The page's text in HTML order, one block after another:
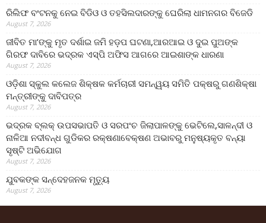
ରିଲିଫ ବଂଟନକୁ ନେଇ ବିଡିଓ ଓ ତହସିଲଦାରଙ୍କୁ ଘେରିଲା ଧାମନଗର ବିଜେଡି
August 7, 2026
ଜୀବିତ ମା’ଙ୍କୁ ମୃତ ଦର୍ଶାଇ ଜମି ହଡ଼ପ ଘଟଣା,ଆରଆଇ ଓ ଦୁଇ ପୁଅଙ୍କ
ଗିରଫ ଦାବିରେ ଭଦ୍ରକ ଏସ୍‌ପି ଅଫିସ ଆଗରେ ଆଇଶାଙ୍କ ଧାରଣା
August 7, 2026
ଓଡ଼ିଶା ସ୍କୁଲ କଲେଜ ଶିକ୍ଷକ କର୍ମଚାରୀ ସମନ୍ୱୟ ସମିତି ପକ୍ଷରୁ ଗଣଶିକ୍ଷା
ମନ୍ତ୍ରୀଙ୍କୁ ଦାବିପତ୍ର
August 7, 2026
ଭଦ୍ରକ ବ୍ଲକ୍ ଉପସଭାପତି ଓ ସରପଂଚ ଜିଲାପାଳଙ୍କୁ ଭେଟିଲେ,ସାଳନ୍ଦୀ ଓ
ନାଳିଆ ନଦୀବନ୍ଧ ଗୁଡିକର ରକ୍ଷଣାବେକ୍ଷଣ ଅଭାବରୁ ମନୁଷ୍ୟକୃତ ବନ୍ୟା
ସୃଷ୍ଟି ଅଭିଯୋଗ
August 7, 2026
ଯୁବକଙ୍କ ସନ୍ଦେହଜନକ ମୃତ୍ୟୁ
August 7, 2026